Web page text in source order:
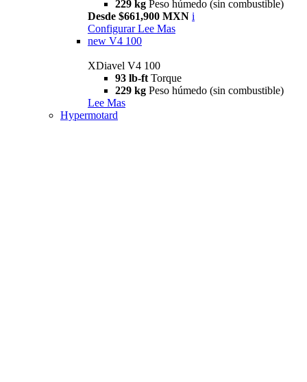
229 kg Peso húmedo (sin combustible)
Desde $661,900 MXN i
Configurar Lee Mas
new V4 100
XDiavel V4 100
93 lb-ft Torque
229 kg Peso húmedo (sin combustible)
Lee Mas
Hypermotard